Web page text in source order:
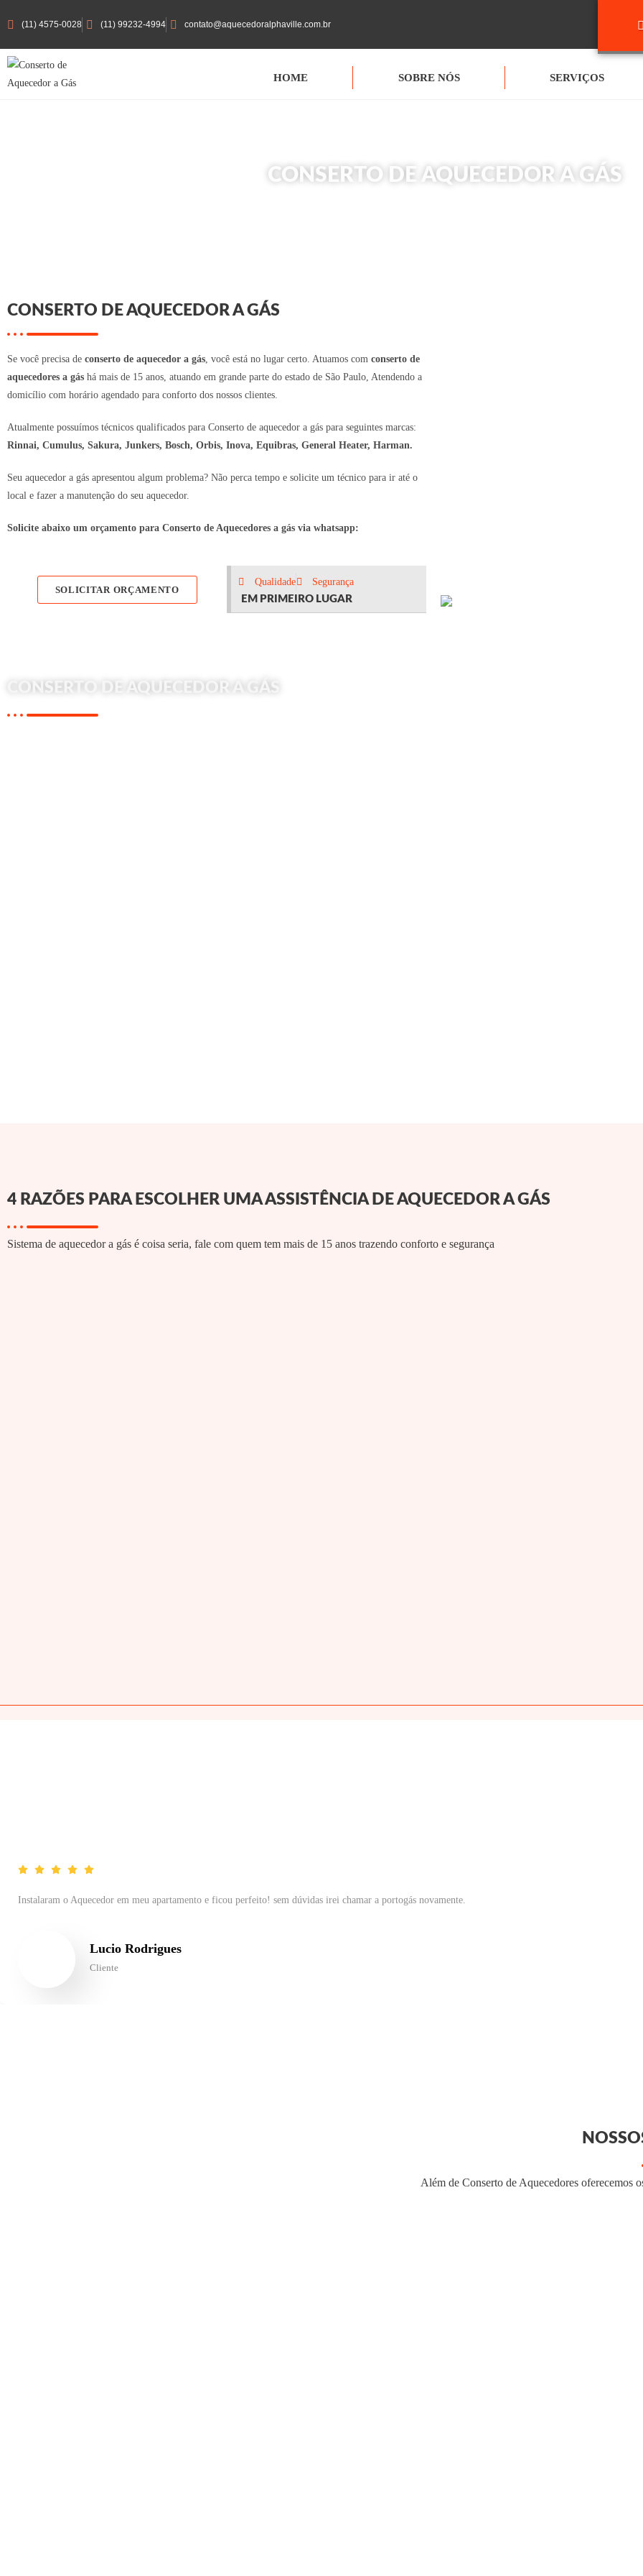
(11) 4575-0028 (11) 99232-4994 contato@aquecedoralphaville.com.br
HOME SOBRE NÓS SERVIÇOS
CONSERTO DE AQUECEDOR A GÁS
CONSERTO DE AQUECEDOR A GÁS
Se você precisa de conserto de aquecedor a gás, você está no lugar certo. Atuamos com conserto de
aquecedores a gás há mais de 15 anos, atuando em grande parte do estado de São Paulo, Atendendo a
domicílio com horário agendado para conforto dos nossos clientes.
Atualmente possuímos técnicos qualificados para Conserto de aquecedor a gás para seguintes marcas:
Rinnai, Cumulus, Sakura, Junkers, Bosch, Orbis, Inova, Equibras, General Heater, Harman.
Seu aquecedor a gás apresentou algum problema? Não perca tempo e solicite um técnico para ir até o
local e fazer a manutenção do seu aquecedor.
Solicite abaixo um orçamento para Conserto de Aquecedores a gás via whatsapp:
SOLICITAR ORÇAMENTO
Qualidade
Segurança
EM PRIMEIRO LUGAR
CONSERTO DE AQUECEDOR A GÁS
4 RAZÕES PARA ESCOLHER UMA ASSISTÊNCIA DE AQUECEDOR A GÁS
Sistema de aquecedor a gás é coisa seria, fale com quem tem mais de 15 anos trazendo conforto e segurança
Instalaram o Aquecedor em meu apartamento e ficou perfeito! sem dúvidas irei chamar a portogás novamente.
Lucio Rodrigues
Cliente
Além de Conserto de Aquecedores oferecemos